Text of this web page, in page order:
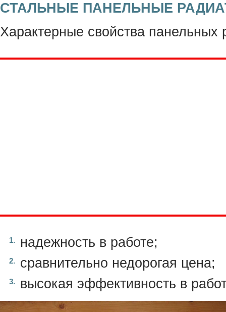
СТАЛЬНЫЕ ПАНЕЛЬНЫЕ
Характерные свойства панельных
надежность в работе;
сравнительно недорогая цена;
высокая эффективность в